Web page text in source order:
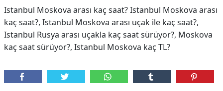
Istanbul Moskova arası kaç saat? Istanbul Moskova arası
kaç saat?, Istanbul Moskova arası uçak ile kaç saat?,
Istanbul Rusya arası uçakla kaç saat sürüyor?, Moskova
kaç saat sürüyor?, Istanbul Moskova kaç TL?